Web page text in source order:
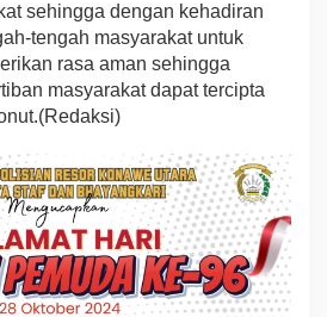
sehingga dengan kehadiran
tengah masyarakat untuk
rasa aman sehingga
masyarakat dapat tercipta